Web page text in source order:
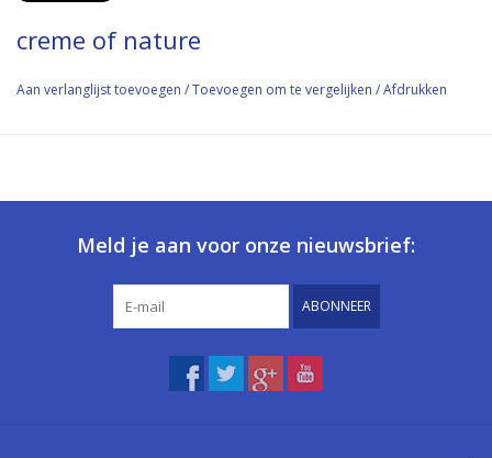
tegen haarbreuk. Vrij van:Sulfaten Siliconen Minerale Olie
creme of nature
Aan verlanglijst toevoegen /Toevoegen om te vergelijken /Afdrukken
Meld je aan voor onze nieuwsbrief:
ABONNEER